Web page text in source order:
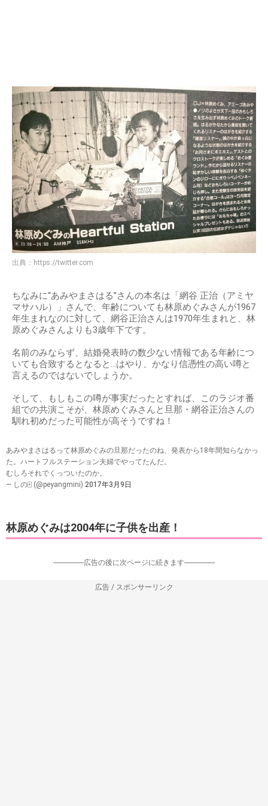
出典： https://twitter.com
ちなみに“あみやまさはる”さんの本名は「網谷 正治（アミヤ
マサハル）」さんで、年齢についても林原めぐみさんが1967
年生まれなのに対して、網谷正治さんは1970年生まれと、林
原めぐみさんよりも3歳年下です。
名前のみならず、結婚発表時の数少ない情報である年齢につ
いても合致するとなると…はやり、かなり信憑性の高い噂と
言えるのではないでしょうか。
そして、もしもこの噂が事実だったとすれば、このラジオ番
組での共演こそが、林原めぐみさんと旦那・網谷正治さんの
馴れ初めだった可能性が高そうですね！
あみやまさはるって林原めぐみの旦那だったのね、発表から18年間知らなかっ
た。ハートフルステーション夫婦でやってたんだ。
むしろそれでくっついたのか。
— しの🀄️ (@peyangmini) 2017年3月9日
林原めぐみは2004年に子供を出産！
-----------------広告の後に次ページに続きます-----------------
広告 / スポンサーリンク